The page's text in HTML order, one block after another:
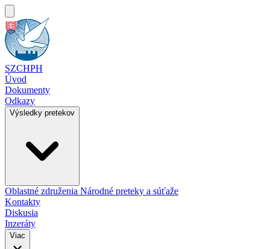
SZCHPH
Úvod
Dokumenty
Odkazy
Výsledky pretekov
Oblastné združenia Národné preteky a súťaže
Kontakty
Diskusia
Inzeráty
Viac